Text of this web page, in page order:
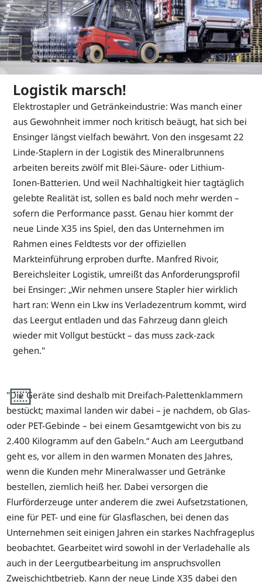
Logistik marsch!
Elektrostapler und Getränkeindustrie: Was manch einer
aus Gewohnheit immer noch kritisch beäugt, hat sich bei
Ensinger längst vielfach bewährt. Von den insgesamt 22
Linde-Staplern in der Logistik des Mineralbrunnens
arbeiten bereits zwölf mit Blei-Säure- oder Lithium-
Ionen-Batterien. Und weil Nachhaltigkeit hier tagtäglich
gelebte Realität ist, sollen es bald noch mehr werden –
sofern die Performance passt. Genau hier kommt der
neue Linde X35 ins Spiel, den das Unternehmen im
Rahmen eines Feldtests vor der offiziellen
Markteinführung erproben durfte. Manfred Rivoir,
Bereichsleiter Logistik, umreißt das Anforderungsprofil
bei Ensinger: „Wir nehmen unsere Stapler hier wirklich
hart ran: Wenn ein Lkw ins Verladezentrum kommt, wird
das Leergut entladen und das Fahrzeug dann gleich
wieder mit Vollgut bestückt – das muss zack-zack
gehen."
"Die Geräte sind deshalb mit Dreifach-Palettenklammern
bestückt; maximal landen wir dabei – je nachdem, ob Glas-
oder PET-Gebinde – bei einem Gesamtgewicht von bis zu
2.400 Kilogramm auf den Gabeln.“ Auch am Leergutband
geht es, vor allem in den warmen Monaten des Jahres,
wenn die Kunden mehr Mineralwasser und Getränke
bestellen, ziemlich heiß her. Dabei versorgen die
Flurförderzeuge unter anderem die zwei Aufsetzstationen,
eine für PET- und eine für Glasflaschen, bei denen das
Unternehmen seit einigen Jahren ein starkes Nachfrageplus
beobachtet. Gearbeitet wird sowohl in der Verladehalle als
auch in der Leergutbearbeitung im anspruchsvollen
Zweischichtbetrieb. Kann der neue Linde X35 dabei den